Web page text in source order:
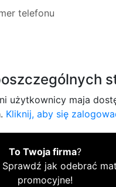
telefonu
użytkownicy maja
Kliknij, aby się
To Twoja firma?
Sprawdź jak odebrać
promocyjne!